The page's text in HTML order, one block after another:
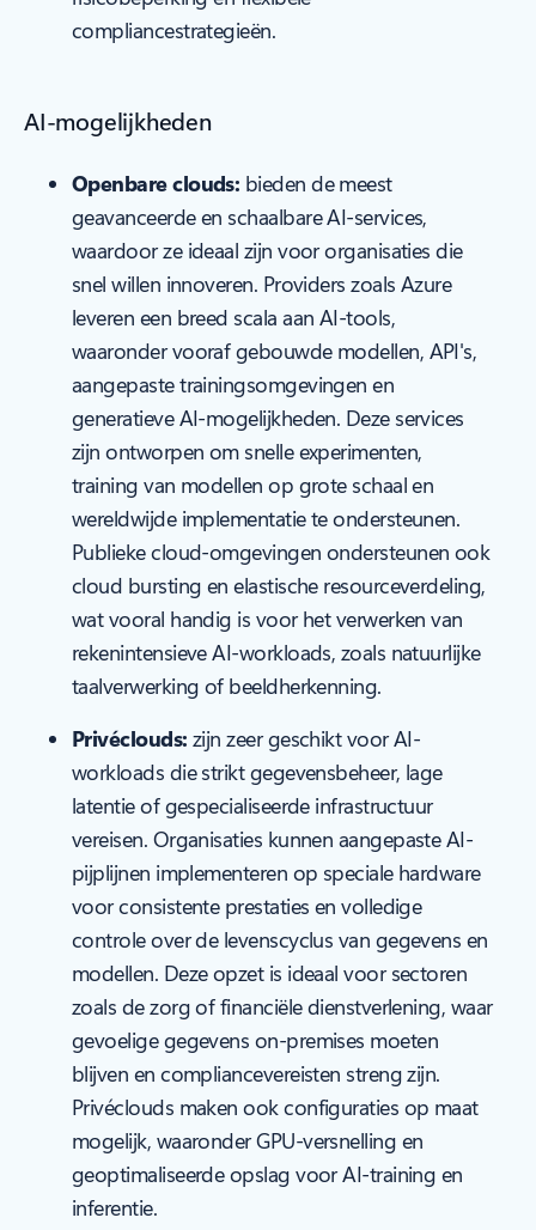
compliancestrategieën.
AI-mogelijkheden
Openbare clouds: bieden de meest
geavanceerde en schaalbare AI-services,
waardoor ze ideaal zijn voor organisaties die
snel willen innoveren. Providers zoals Azure
leveren een breed scala aan AI-tools,
waaronder vooraf gebouwde modellen, API's,
aangepaste trainingsomgevingen en
generatieve AI-mogelijkheden. Deze services
zijn ontworpen om snelle experimenten,
training van modellen op grote schaal en
wereldwijde implementatie te ondersteunen.
Publieke cloud-omgevingen ondersteunen ook
cloud bursting en elastische resourceverdeling,
wat vooral handig is voor het verwerken van
rekenintensieve AI-workloads, zoals natuurlijke
taalverwerking of beeldherkenning.
Privéclouds: zijn zeer geschikt voor AI-
workloads die strikt gegevensbeheer, lage
latentie of gespecialiseerde infrastructuur
vereisen. Organisaties kunnen aangepaste AI-
pijplijnen implementeren op speciale hardware
voor consistente prestaties en volledige
controle over de levenscyclus van gegevens en
modellen. Deze opzet is ideaal voor sectoren
zoals de zorg of financiële dienstverlening, waar
gevoelige gegevens on-premises moeten
blijven en compliancevereisten streng zijn.
Privéclouds maken ook configuraties op maat
mogelijk, waaronder GPU-versnelling en
geoptimaliseerde opslag voor AI-training en
inferentie.